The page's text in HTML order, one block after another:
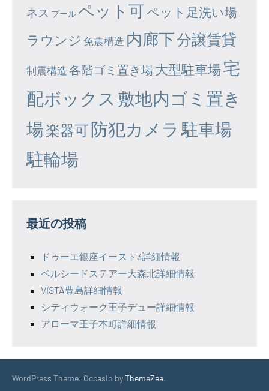
ネス プール ペット可ペット足洗い場
ラウンジ 免震構造 内廊下分譲賃貸
制震構造 各階ゴミ置き場大型駐車場宅
配ボックス 敷地内ゴミ置き
場楽器可防犯カメラ 駐車場
駐輪場
最近の投稿
ドゥーエ銀座イースト3詳細情報
ベルシードステアー大森北詳細情報
VISTA豊島詳細情報
シティウォーク王子デュー詳細情報
アローマ王子本町詳細情報
WordPress Theme: Occasio byThemeZee.